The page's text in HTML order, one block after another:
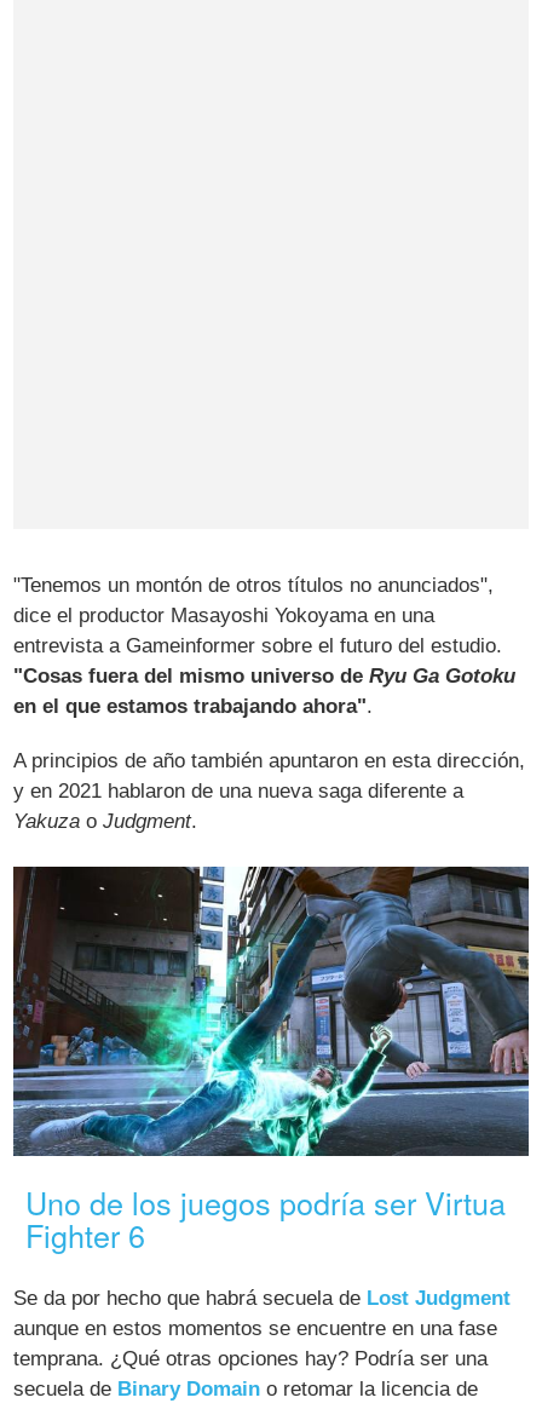
"Tenemos un montón de otros títulos no anunciados",
dice el productor Masayoshi Yokoyama en una
entrevista a Gameinformer sobre el futuro del estudio.
"Cosas fuera del mismo universo deRyu Ga Gotoku
en el que estamos trabajando ahora".
A principios de año también apuntaron en esta dirección,
y en 2021 hablaron de una nueva saga diferente a
Yakuza oJudgment.
Uno de los juegos podría ser Virtua
Fighter 6
Se da por hecho que habrá secuela de Lost Judgment
aunque en estos momentos se encuentre en una fase
temprana. ¿Qué otras opciones hay? Podría ser una
secuela de Binary Domain o retomar la licencia de